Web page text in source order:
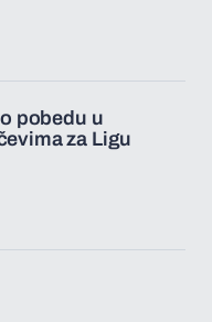
pobedu u
za Ligu